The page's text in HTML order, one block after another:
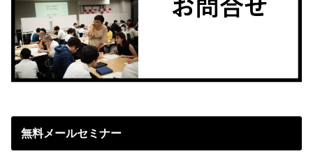
無料メールセミナー